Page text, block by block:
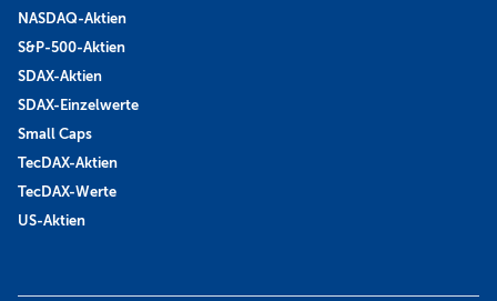
NASDAQ-Aktien
S&P-500-Aktien
SDAX-Aktien
SDAX-Einzelwerte
Small Caps
TecDAX-Aktien
TecDAX-Werte
US-Aktien